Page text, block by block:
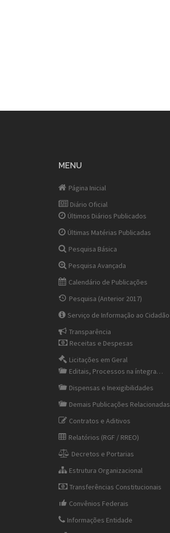
MENU
Página Inicial
Diário Oficial
Últimos Diários Publicados
Últimas Matérias Publicadas
Pesquisa Básica
Pesquisa Avançada
Calendário de Publicações
Pesquisa (Anterior 2017)
Serviço de Informação ao Cidadão
Transparência
Receitas e Despesas
Licitações em Geral
Editais, Processos na íntegra…
Dispensas e Inexigibilidades
Demais Publicações Relacionadas
Contratos e Aditivos
Relatórios (RGF / RREO)
Decretos e Portarias
Estrutura Organizacional
Transferências Constitucionais
Convênios Federais
Informações Entidade